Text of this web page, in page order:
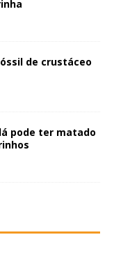
de crustáceo
pode ter matado